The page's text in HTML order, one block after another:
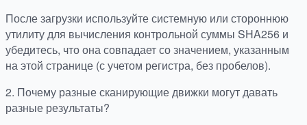
После загрузки используйте системную или стороннюю
утилиту для вычисления контрольной суммы SHA256 и
убедитесь, что она совпадает со значением, указанным
на этой странице (с учетом регистра, без пробелов).
2. Почему разные сканирующие движки могут давать
разные результаты?